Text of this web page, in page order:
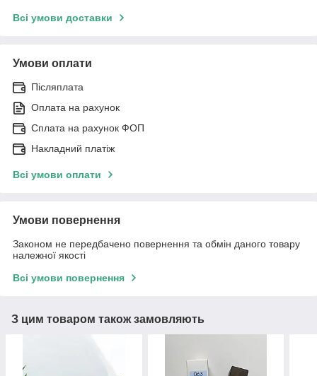
Всі умови доставки
Умови оплати
Післяплата
Оплата на рахунок
Сплата на рахунок ФОП
Накладний платіж
Всі умови оплати
Умови повернення
Законом не передбачено повернення та обмін даного товару
належної якості
Всі умови повернення
З цим товаром також замовляють